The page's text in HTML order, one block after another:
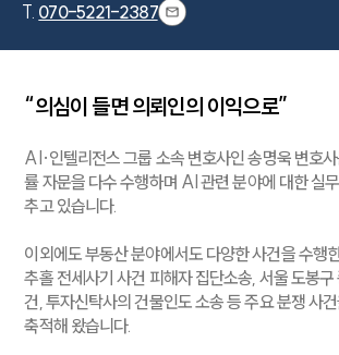
센터소개
대륜의 강점
오시는 길
글로벌 파트너 로펌
T. 070-5221-2387
“의심이 들면 의뢰인의 이익으로”
AI·인텔리전스 그룹 소속 변호사인 송명욱 변호
률 자문을 다수 수행하며 AI 관련 분야에 대한 실
추고 있습니다.
이외에도 부동산 분야에서도 다양한 사건을 수행
추홀 전세사기 사건 피해자 집단소송, 서울 도봉
건, 투자신탁사의 건물인도 소송 등 주요 분쟁 사
축적해 왔습니다.